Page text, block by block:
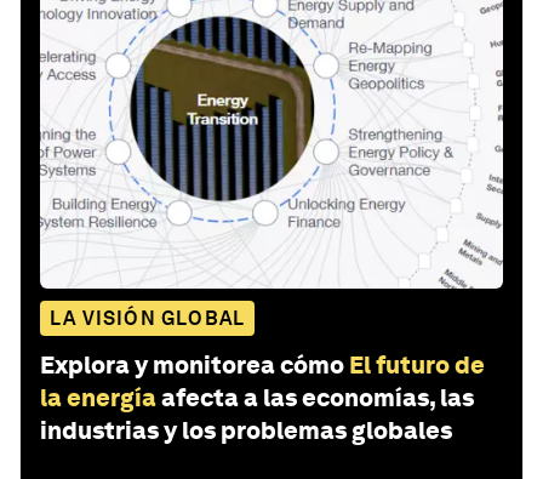
LA VISIÓN GLOBAL
Explora y monitorea cómo El futuro de
la energíaafecta a las economías, las
industrias y los problemas globales